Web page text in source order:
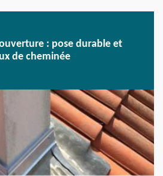
: pose durable et
de cheminée